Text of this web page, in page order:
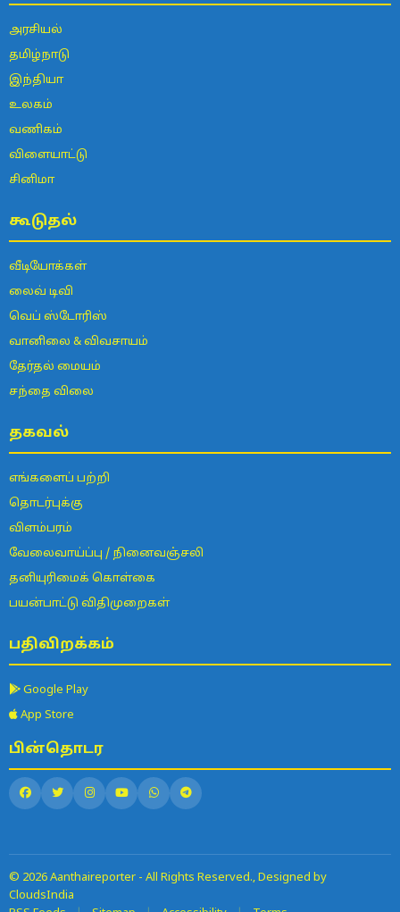
அரசியல்
தமிழ்நாடு
இந்தியா
உலகம்
வணிகம்
விளையாட்டு
சினிமா
கூடுதல்
வீடியோக்கள்
லைவ் டிவி
வெப் ஸ்டோரிஸ்
வானிலை & விவசாயம்
தேர்தல் மையம்
சந்தை விலை
தகவல்
எங்களைப் பற்றி
தொடர்புக்கு
விளம்பரம்
வேலைவாய்ப்பு / நினைவஞ்சலி
தனியுரிமைக் கொள்கை
பயன்பாட்டு விதிமுறைகள்
பதிவிறக்கம்
Google Play
App Store
பின்தொடர
© 2026 Aanthaireporter - All Rights Reserved., Designed by
CloudsIndia